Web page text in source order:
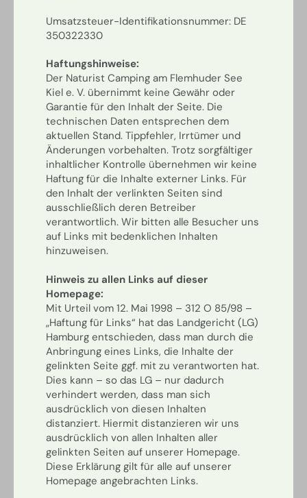
Umsatzsteuer-Identifikationsnummer: DE
350322330
Haftungshinweise:
Der Naturist Camping am Flemhuder See
Kiel e. V. übernimmt keine Gewähr oder
Garantie für den Inhalt der Seite. Die
technischen Daten entsprechen dem
aktuellen Stand. Tippfehler, Irrtümer und
Änderungen vorbehalten. Trotz sorgfältiger
inhaltlicher Kontrolle übernehmen wir keine
Haftung für die Inhalte externer Links. Für
den Inhalt der verlinkten Seiten sind
ausschließlich deren Betreiber
verantwortlich. Wir bitten alle Besucher uns
auf Links mit bedenklichen Inhalten
hinzuweisen.
Hinweis zu allen Links auf dieser
Homepage:
Mit Urteil vom 12. Mai 1998 – 312 O 85/98 –
„Haftung für Links“ hat das Landgericht (LG)
Hamburg entschieden, dass man durch die
Anbringung eines Links, die Inhalte der
gelinkten Seite ggf. mit zu verantworten hat.
Dies kann – so das LG – nur dadurch
verhindert werden, dass man sich
ausdrücklich von diesen Inhalten
distanziert. Hiermit distanzieren wir uns
ausdrücklich von allen Inhalten aller
gelinkten Seiten auf unserer Homepage.
Diese Erklärung gilt für alle auf unserer
Homepage angebrachten Links.